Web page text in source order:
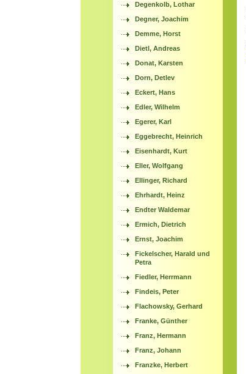
Degenkolb, Lothar
Degner, Joachim
Demme, Horst
Dietl, Andreas
Donat, Karsten
Dorn, Detlev
Eckert, Hans
Edler, Wilhelm
Egerer, Karl
Eggebrecht, Heinrich
Eisenhardt, Kurt
Eller, Wolfgang
Ellinger, Richard
Ehrhardt, Heinz
Endter Waldemar
Ermich, Dietrich
Ernst, Joachim
Fickelscher, Harald und
Petra
Fiedler, Herrmann
Findeis, Peter
Flachowsky, Gerhard
Franke, Günther
Franz, Hermann
Franz, Johann
Franzke, Herbert